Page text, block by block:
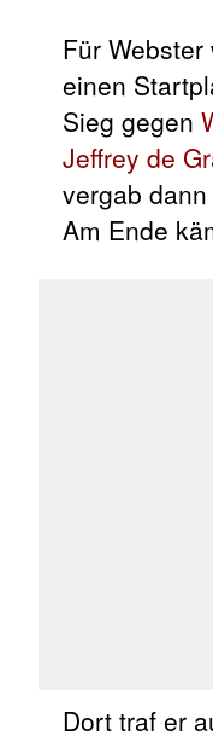
Für
einen
Sieg gegen
Jeffrey de
vergab
Am Ende
Dort traf er